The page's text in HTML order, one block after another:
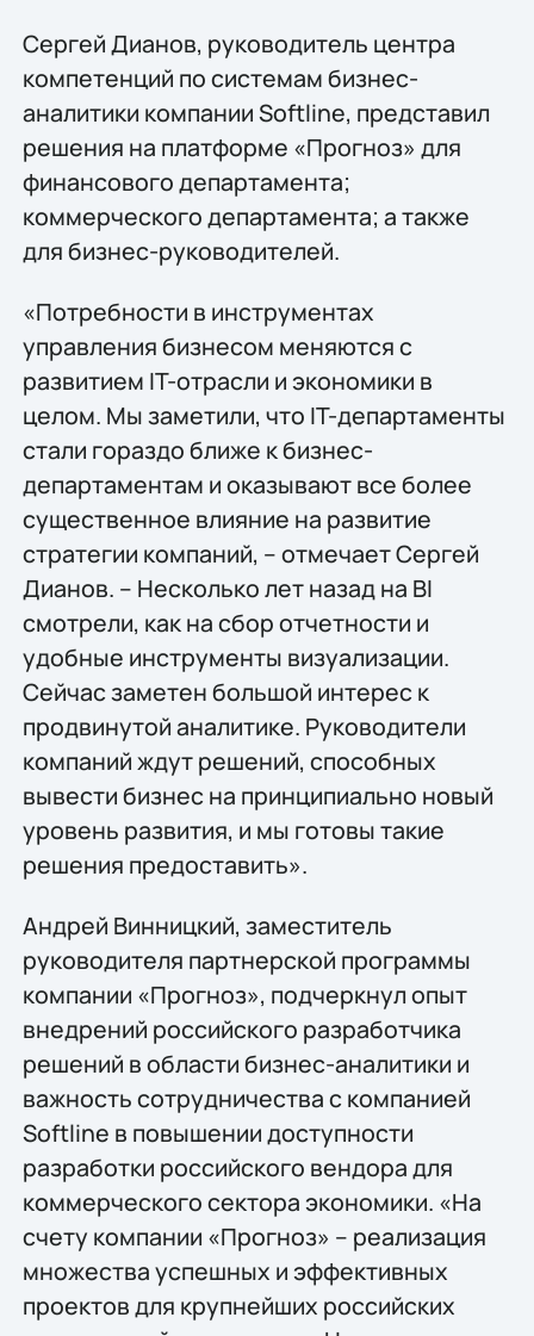
Сергей Дианов, руководитель центра
компетенций по системам бизнес-
аналитики компании Softline, представил
решения на платформе «Прогноз» для
финансового департамента;
коммерческого департамента; а также
для бизнес-руководителей.
«Потребности в инструментах
управления бизнесом меняются с
развитием IT-отрасли и экономики в
целом. Мы заметили, что IT-департаменты
стали гораздо ближе к бизнес-
департаментам и оказывают все более
существенное влияние на развитие
стратегии компаний, – отмечает Сергей
Дианов. – Несколько лет назад на BI
смотрели, как на сбор отчетности и
удобные инструменты визуализации.
Сейчас заметен большой интерес к
продвинутой аналитике. Руководители
компаний ждут решений, способных
вывести бизнес на принципиально новый
уровень развития, и мы готовы такие
решения предоставить».
Андрей Винницкий, заместитель
руководителя партнерской программы
компании «Прогноз», подчеркнул опыт
внедрений российского разработчика
решений в области бизнес-аналитики и
важность сотрудничества с компанией
Softline в повышении доступности
разработки российского вендора для
коммерческого сектора экономики. «На
счету компании «Прогноз» – реализация
множества успешных и эффективных
проектов для крупнейших российских